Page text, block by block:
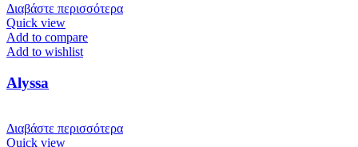
Διαβάστε περισσότερα
Quick view
Add to compare
Add to wishlist
Alyssa
Διαβάστε περισσότερα
Quick view